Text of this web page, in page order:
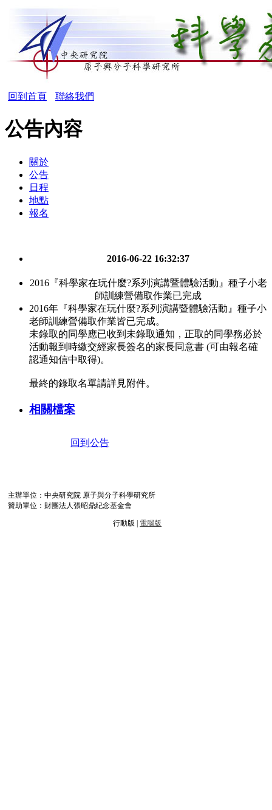
回到首頁 聯絡我們
公告內容
關於
公告
日程
地點
報名
2016-06-22 16:32:37
2016『科學家在玩什麼?系列演講暨體驗活動』種子小老
師訓練營備取作業已完成
2016年『科學家在玩什麼?系列演講暨體驗活動』種子小
老師訓練營備取作業皆已完成。
未錄取的同學應已收到未錄取通知，正取的同學務必於
活動報到時繳交經家長簽名的家長同意書 (可由報名確
認通知信中取得)。
最終的錄取名單請詳見附件。
相關檔案
回到公告
主辦單位：中央研究院 原子與分子科學研究所
贊助單位：財團法人張昭鼎紀念基金會
行動版 | 電腦版